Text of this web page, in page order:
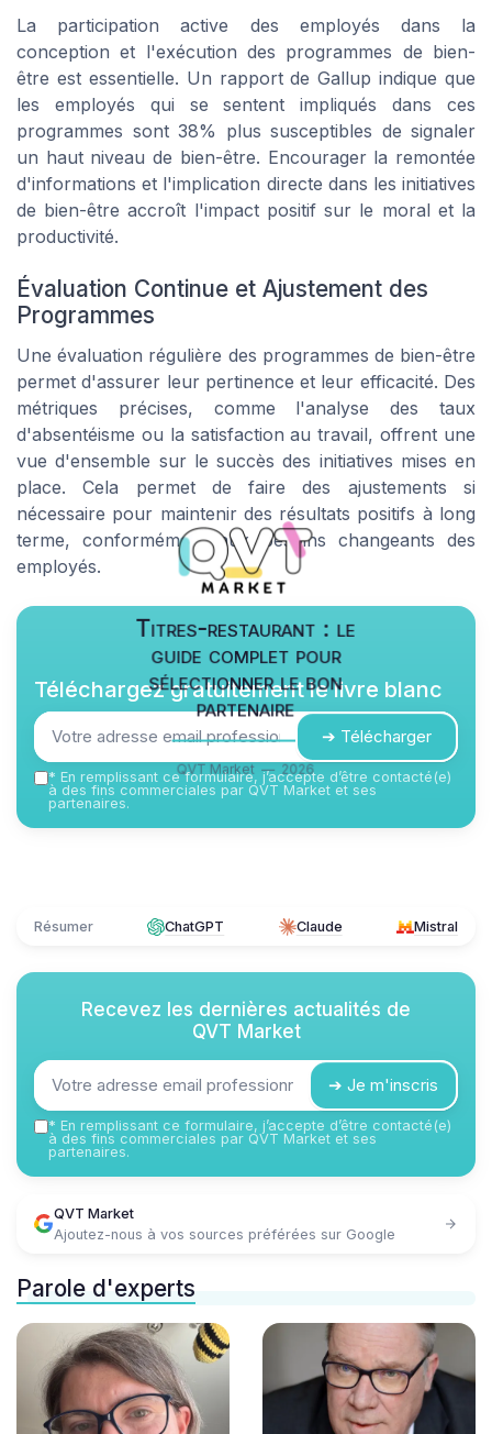
La participation active des employés dans la
conception et l'exécution des programmes de bien-
être est essentielle. Un rapport deGallup indique que
les employés qui se sentent impliqués dans ces
programmes sont 38% plus susceptibles de signaler
un haut niveau de bien-être. Encourager la remontée
d'informations et l'implication directe dans les initiatives
de bien-être accroît l'impact positif sur le moral et la
productivité.
Évaluation Continue et Ajustement des
Programmes
Une évaluation régulière des programmes de bien-être
permet d'assurer leur pertinence et leur efficacité. Des
métriques précises, comme l'analyse des taux
d'absentéisme ou la satisfaction au travail, offrent une
vue d'ensemble sur le succès des initiatives mises en
place. Cela permet de faire des ajustements si
nécessaire pour maintenir des résultats positifs à long
terme, conformément aux besoins changeants des
employés.
Titres-restaurant : le
guide complet pour
sélectionner le bon
partenaire
QVT Market — 2026
Téléchargez gratuitement le livre blanc
➔ Télécharger
* En remplissant ce formulaire, j’accepte d’être contacté(e)
à des fins commerciales par QVT Market et ses
partenaires.
Résumer ChatGPT Claude Mistral
Recevez les dernières actualités de
QVT Market
➔ Je m'inscris
* En remplissant ce formulaire, j’accepte d’être contacté(e)
à des fins commerciales par QVT Market et ses
partenaires.
QVT Market
Ajoutez-nous à vos sources préférées sur Google
Parole d'experts